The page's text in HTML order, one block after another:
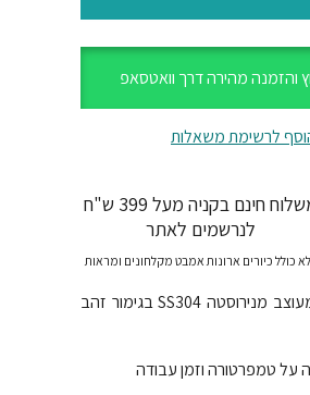
והזמנה מהירה דרך וואטסאפ
לרשימת משאלות
חינם בקניה מעל 399 ש"ח
לנרשמים לאתר
כולל כיורים ארונות אמבט מקלחונים ומראות
מחמם מגבות מעוצב מנירוסטה SS304 בגימור זהב
על טמפרטורה וזמן עבודה